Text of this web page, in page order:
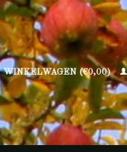
WINKELWAGEN (€0,00)